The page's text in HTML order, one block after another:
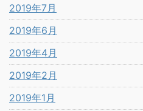
2019年7月
2019年6月
2019年4月
2019年2月
2019年1月